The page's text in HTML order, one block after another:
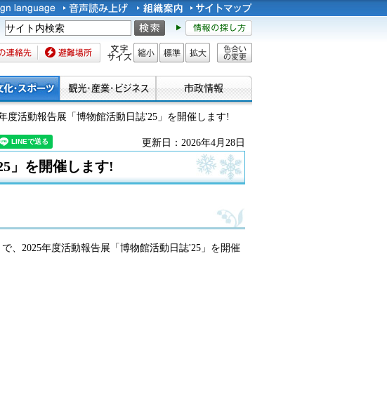
絡先 避難場所 文字サイズ
縮小 標準 拡大
色合い
度活動報告展「博物館活動日誌'25」を開催します!
更新日：2026年4月28日
」を開催します!
、2025年度活動報告展「博物館活動日誌'25」を開催